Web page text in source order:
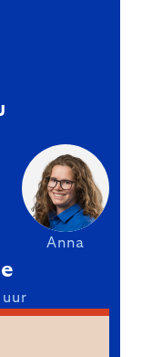
Anna
uur